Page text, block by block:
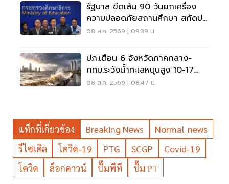
รัฐบาล ขีดเส้น 90 วันยกเครื่อง
ความปลอดภัยสถานศึกษา สกัดปม
บูลลี่
08 ส.ค. 2569 | 09:39 น.
ปภ.เตือน 6 จังหวัดภาคกลาง-
กทม.ระวังน้ำทะเลหนุนสูง 10-17
ส.ค.69
08 ส.ค. 2569 | 08:47 น.
แท็กที่เกี่ยวข้อง Breaking News
Normal_news
รีไซเคิล
โควิด-19 PTG SCGP
Covid-19
โควิด
ล็อกดาวน์ ปั๊มพีที ปั๊ม PT